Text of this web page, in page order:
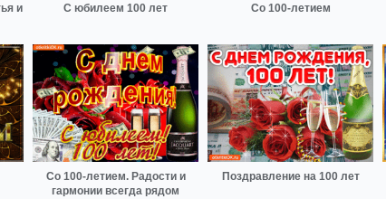
и С юбилеем 100 лет Со 100-летием
Со 100-летием. Радости и
гармонии всегда рядом
Поздравление на 100 лет